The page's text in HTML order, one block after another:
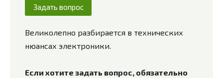
Задать вопрос
Великолепно разбирается в технических
нюансах электроники.
Если хотите задать вопрос, обязательно